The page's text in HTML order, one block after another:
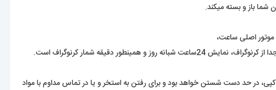
باز و بسته میکند.
اصلی ساعت،
دقیقه شمار کرنوگراف است.
در حد دست شستن خواهد بود و برای رفتن به استخر و یا در تماس مداوم با مواد